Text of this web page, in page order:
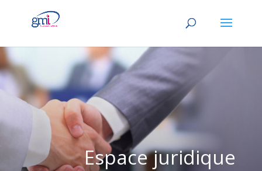
Espace juridique